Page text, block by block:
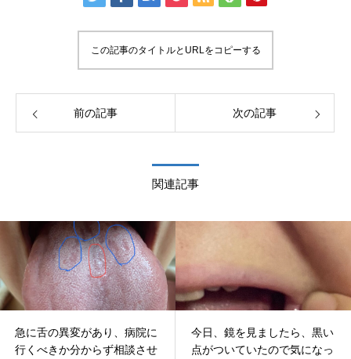
この記事のタイトルとURLをコピーする
前の記事 次の記事
関連記事
急に舌の異変があり、病院に
行くべきか分からず相談させ
今日、鏡を見ましたら、黒い
点がついていたので気になっ